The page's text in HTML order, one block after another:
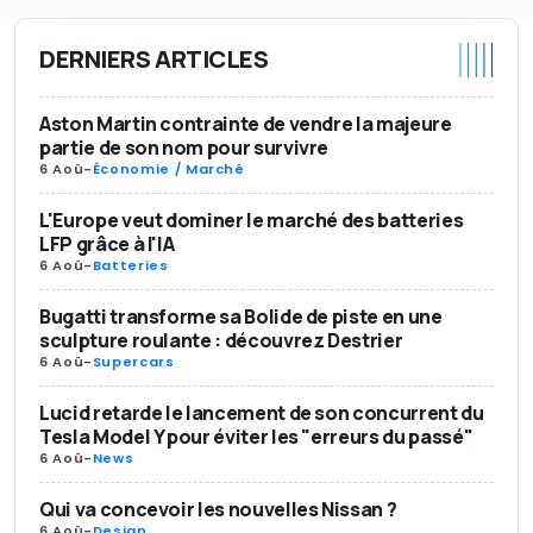
DERNIERS ARTICLES
Aston Martin contrainte de vendre la majeure
partie de son nom pour survivre
6 Aoû-Économie / Marché
L'Europe veut dominer le marché des batteries
LFP grâce à l'IA
6 Aoû-Batteries
Bugatti transforme sa Bolide de piste en une
sculpture roulante : découvrez Destrier
6 Aoû-Supercars
Lucid retarde le lancement de son concurrent du
Tesla Model Y pour éviter les "erreurs du passé"
6 Aoû-News
Qui va concevoir les nouvelles Nissan ?